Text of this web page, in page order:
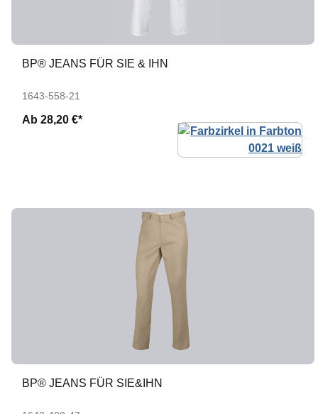
BP® JEANS FÜR SIE & IHN
1643-558-21
Ab 28,20 €*
BP® JEANS FÜR SIE&IHN